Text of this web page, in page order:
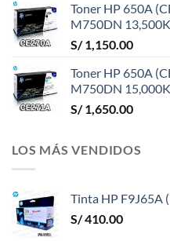
Toner HP 650A
M750DN
S/1,150.00
Toner HP 650A
M750DN
S/1,650.00
LOS MÁS VENDIDOS
Tinta HP F9J65A
S/410.00